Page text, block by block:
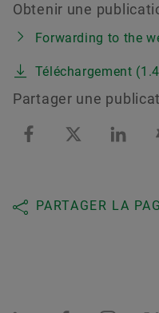
Obtenir une
Forwarding to the
Téléchargement
Partager une
PARTAGER LA